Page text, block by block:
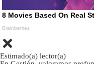
Estimado(a) lector(a)